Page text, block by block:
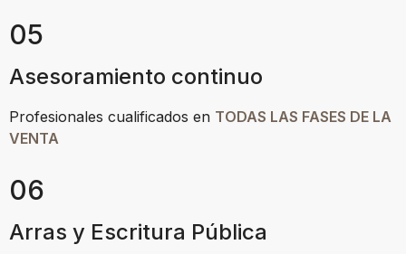
05
Asesoramiento continuo
Profesionales cualificados en TODAS LAS FASES DE LA
VENTA
06
Arras y Escritura Pública